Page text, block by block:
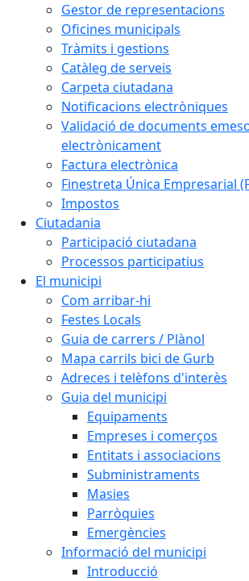
Gestor de representacions
Oficines municipals
Tràmits i gestions
Catàleg de serveis
Carpeta ciutadana
Notificacions electròniques
Validació de documents
electrònicament
Factura electrònica
Finestreta Única Empresarial
Impostos
Ciutadania
Participació ciutadana
Processos participatius
El municipi
Com arribar-hi
Festes Locals
Guia de carrers / Plànol
Mapa carrils bici de Gurb
Adreces i telèfons d'interès
Guia del municipi
Equipaments
Empreses i comerços
Entitats i associacions
Subministraments
Masies
Parròquies
Emergències
Informació del municipi
Introducció